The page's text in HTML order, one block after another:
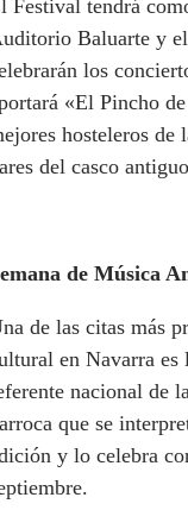
Festival tendrá
Baluarte y
los
«El Pincho
hosteleros de
del casco
de Música
de las citas más
en Navarra es
nacional de
que se
y lo celebra